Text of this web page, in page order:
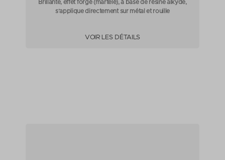
Brillante, effet forgé (martelé), à base de résine alkyde,
s’applique directement sur métal et rouille
VOIR LES DÉTAILS